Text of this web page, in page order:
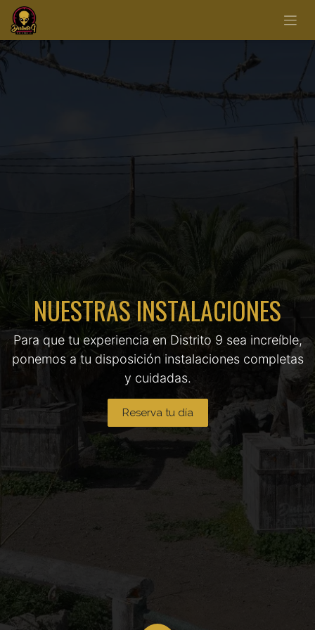
NUESTRAS INSTALACIONES
Para que tu experiencia en Distrito 9 sea increíble,
ponemos a tu disposición instalaciones completas
y cuidadas.
Reserva tu día